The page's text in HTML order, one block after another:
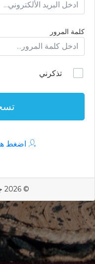
كلمة المرور
تذكرني
اضغط
© 2026 جميع الحقوق محفوظة